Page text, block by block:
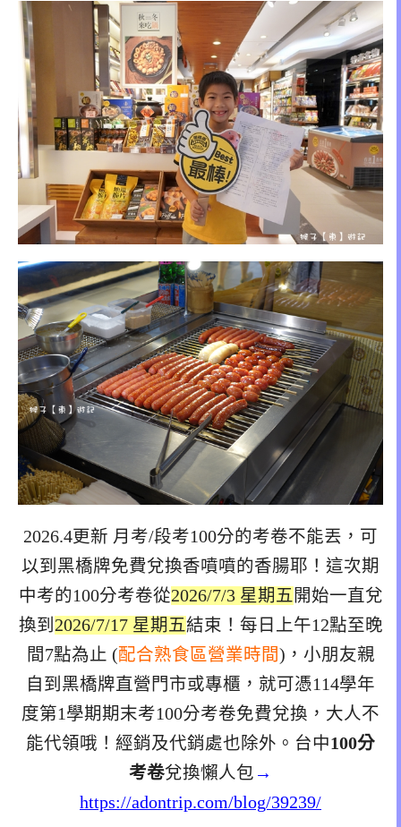
2026.4更新 月考/段考100分的考卷不能丟，可
以到黑橋牌免費兌換香噴噴的香腸耶！這次期
中考的100分考卷從2026/7/3 星期五 開始一直兌
換到 2026/7/17 星期五結束！每日上午12點至晚
間7點為止 (配合熟食區營業時間)，小朋友親
自到黑橋牌直營門市或專櫃，就可憑114學年
度第1學期期末考100分考卷免費兌換，大人不
能代領哦！經銷及代銷處也除外。台中100分
考卷兌換懶人包 →
https://adontrip.com/blog/39239/